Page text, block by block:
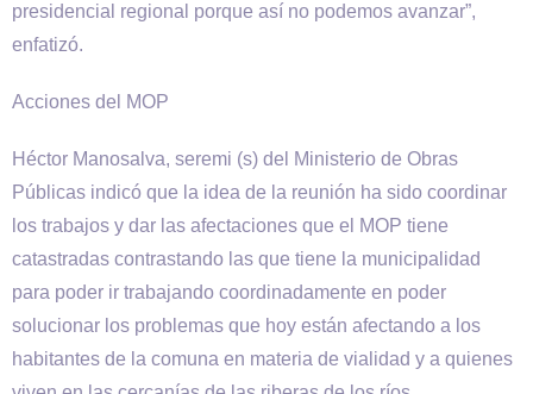
presidencial regional porque así no podemos avanzar”,
enfatizó.
Acciones del MOP
Héctor Manosalva, seremi (s) del Ministerio de Obras
Públicas indicó que la idea de la reunión ha sido coordinar
los trabajos y dar las afectaciones que el MOP tiene
catastradas contrastando las que tiene la municipalidad
para poder ir trabajando coordinadamente en poder
solucionar los problemas que hoy están afectando a los
habitantes de la comuna en materia de vialidad y a quienes